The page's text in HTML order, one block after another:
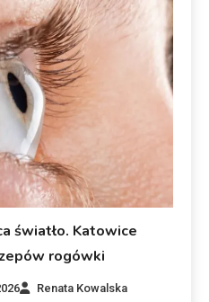
światło. Katowice
rogówki
Renata Kowalska